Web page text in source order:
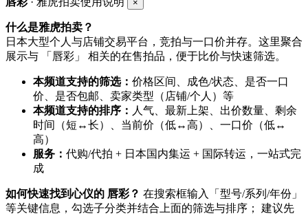
×
什么是雅虎拍卖？
日本大型个人与店铺交易平台，竞拍与一口价并存。这里聚合
展示与 「唇彩」 相关的在售拍品，便于比价与快速筛选。
本频道支持的筛选： 价格区间、成色/状态、是否一口
价、是否包邮、卖家类型（店铺/个人）等
本频道支持的排序： 人气、最新上架、出价数量、剩余
时间（短↔长）、当前价（低↔高）、一口价（低↔
高）
服务： 代购/代拍 + 日本国内集运 + 国际转运，一站式完
成
如何快速找到心仪的 唇彩？ 在搜索框输入「型号/系列/年份」
等关键信息，勾选子分类并结合上面的筛选与排序； 建议先